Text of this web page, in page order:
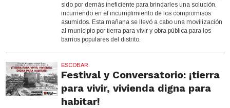
sido por demás ineficiente para brindarles una solución,
incurriendo en el incumplimiento de los compromisos
asumidos. Esta mañana se llevó a cabo una movilización
al municipio por tierra para vivir y obra pública para los
barrios populares del distrito.
ESCOBAR
Festival y Conversatorio: ¡tierra
para vivir, vivienda digna para
habitar!